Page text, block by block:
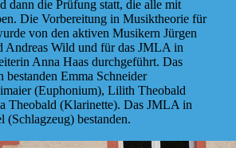
dann die Prüfung statt, die alle mit
Die Vorbereitung in Musiktheorie für
von den aktiven Musikern Jürgen
Andreas Wild und für das JMLA in
Anna Haas durchgeführt. Das
Emma Schneider
(Euphonium), Lilith Theobald
Theobald (Klarinette). Das JMLA in
(Schlagzeug) bestanden.